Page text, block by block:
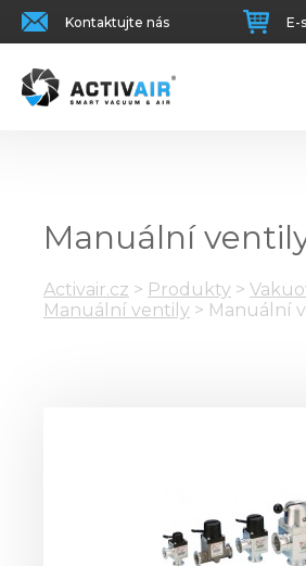
Kontaktujte nás E-
Manuální
Activair.cz > Produkty >
Manuální ventily > Manuální